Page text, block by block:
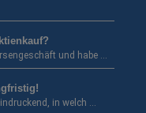
und habe …
in welch …